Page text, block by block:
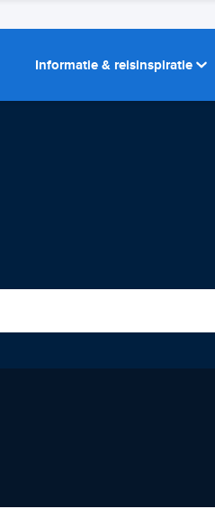
Informatie & reisinspiratie